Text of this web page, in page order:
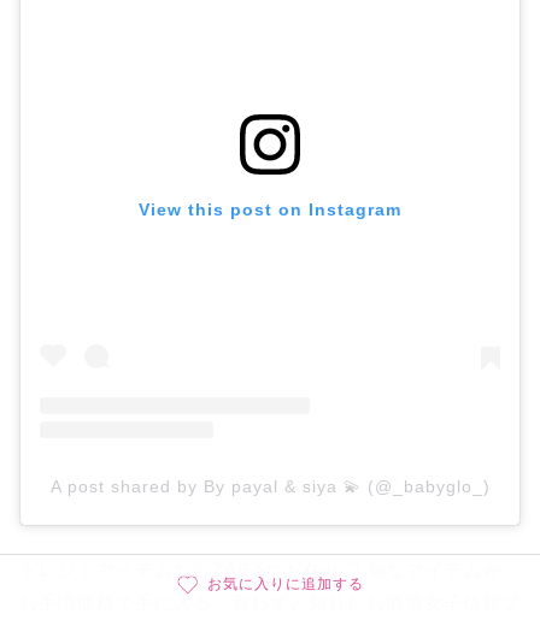
View this post on Instagram
A post shared by By payal & siya 💫 (@_babyglo_)
お気に入りに追加する